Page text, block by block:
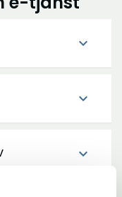
expand_more
expand_more
expand_more